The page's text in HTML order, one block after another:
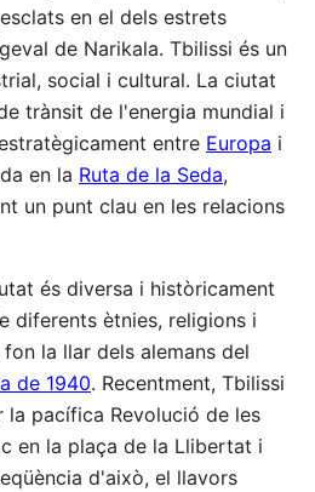
en el dels estrets
de Narikala. Tbilissi és un
social i cultural. La ciutat
trànsit de l'energia mundial i
entre Europa i
en la Ruta de la Seda,
un punt clau en les relacions
és diversa i històricament
diferents ètnies, religions i
la llar dels alemans del
de 1940. Recentment, Tbilissi
la pacífica Revolució de les
en la plaça de la Llibertat i
d'això, el llavors